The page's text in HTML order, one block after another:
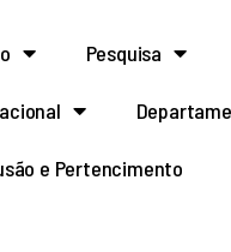
Pesquisa
e Pertencimento